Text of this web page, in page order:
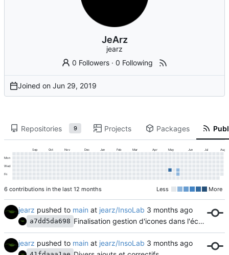
JeArz
jearz
0 Followers ·0 Following
Joined on
Repositories 9 Projects Packages
Sep Oct Nov Dec Jan Feb Mar Apr May Jun Jul Aug
Mon
Wed
Fri
6 contributions in the last 12 months Less More
jearz pushed to main at jearz/InsoLab
a7dd5da698 Finalisation gestion d'icones dans l'écran de veille.
jearz pushed to main at jearz/InsoLab